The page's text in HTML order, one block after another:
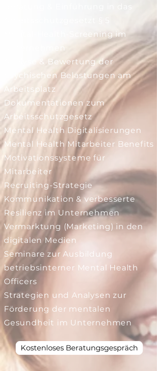
​Mental-Health-Screening im
Unternehmen
Analyse & Bewertung der
psychischen Belastungen am
Arbeitsplatz
Dokumentationen zum
Arbeitsschutzgesetz
Mental Health Digitalisierungen
Mental Health Mitarbeiter Benefits
Motivationssysteme für
Mitarbeiter
Recruiting-Strategie
Kommunikation & verbesserte
Resilienz im Unternehmen
Vermarktung (Marketing) in den
digitalen Medien
Seminare zur Ausbildung
betriebsinterner Mental Health
Officers
​Strategien und Analysen zur
Förderung der mentalen
Gesundheit im Unternehmen
Kostenloses Beratungsgespräch